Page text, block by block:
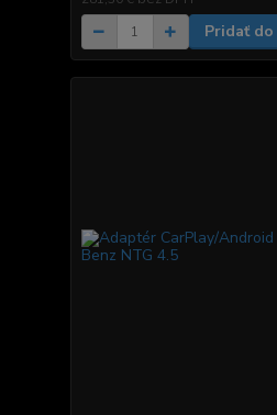
Pridať